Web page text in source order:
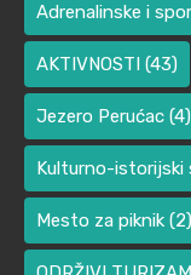
Adrenalinske i
AKTIVNOSTI (43)
Jezero Perućac (4)
Kulturno-istorijski
Mesto za piknik (2)